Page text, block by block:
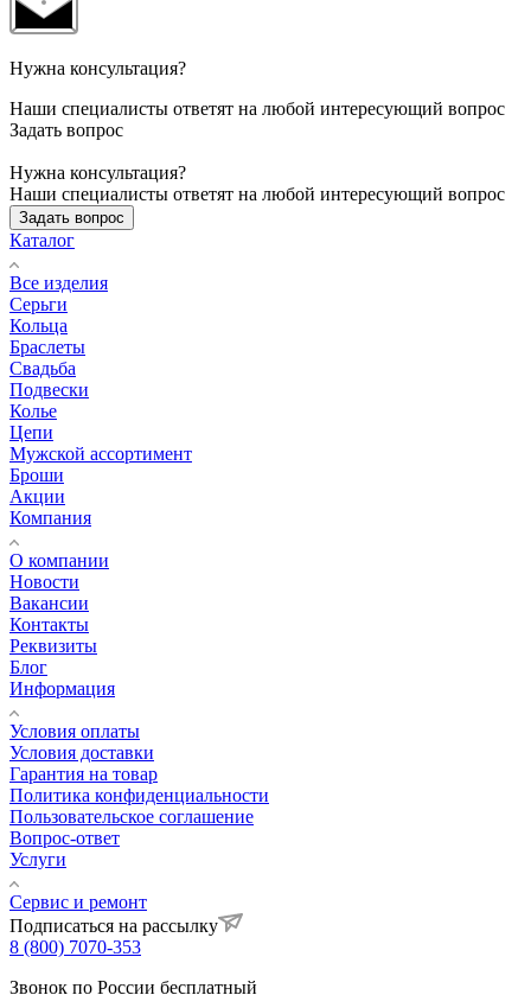
Нужна консультация?
Наши специалисты ответят на любой интересующий вопрос
Задать вопрос
Нужна консультация?
Наши специалисты ответят на любой интересующий вопрос
Задать вопрос
Каталог
Все изделия
Серьги
Кольца
Браслеты
Свадьба
Подвески
Колье
Цепи
Мужской ассортимент
Броши
Акции
Компания
О компании
Новости
Вакансии
Контакты
Реквизиты
Блог
Информация
Условия оплаты
Условия доставки
Гарантия на товар
Политика конфиденциальности
Пользовательское соглашение
Вопрос-ответ
Услуги
Сервис и ремонт
Подписаться на рассылку
8 (800) 7070-353
Звонок по России бесплатный